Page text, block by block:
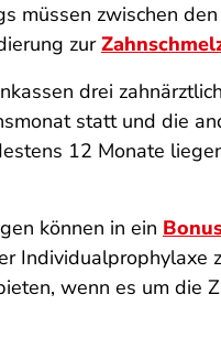
müssen zwischen
zur
drei
statt und die
12 Monate
können in ein
wenn es um die